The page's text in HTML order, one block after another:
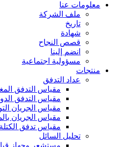
معلومات عنا
ملف الشركة
تاريخ
شهادة
قصص النجاح
انضم إلينا
مسؤولية اجتماعية
منتجات
عداد التدفق
مقياس التدفق
مقياس التدفق
مقياس الجريان
مقياس الجريان
مقياس تدفق الكتلة
تحليل السائل
مستشعر وجهاز